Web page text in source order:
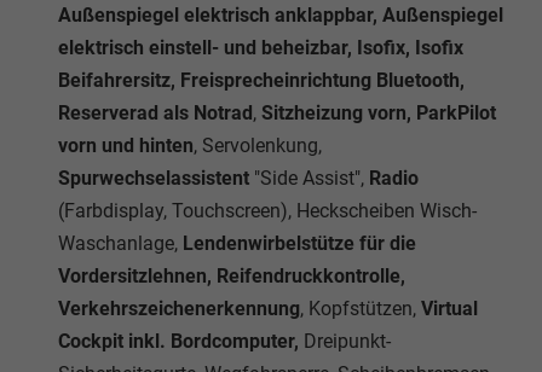
Außenspiegel elektrisch anklappbar, Außenspiegel
elektrisch einstell- und beheizbar, Isofix, Isofix
Beifahrersitz, Freisprecheinrichtung Bluetooth,
Reserverad als Notrad, Sitzheizung vorn, ParkPilot
vorn und hinten, Servolenkung,
Spurwechselassistent "Side Assist", Radio
(Farbdisplay, Touchscreen), Heckscheiben Wisch-
Waschanlage, Lendenwirbelstütze für die
Vordersitzlehnen, Reifendruckkontrolle,
Verkehrszeichenerkennung, Kopfstützen, Virtual
Cockpit inkl. Bordcomputer, Dreipunkt-